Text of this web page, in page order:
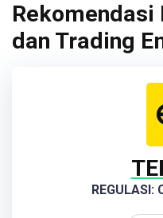
Rekomendasi
dan Trading
REGULASI: